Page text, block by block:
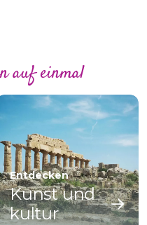
auf einmal
Entdecken
Kunst und
kultur